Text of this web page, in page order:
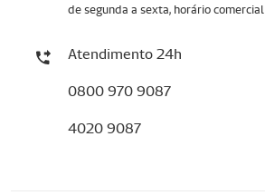
de segunda a sexta, horário comercial
Atendimento 24h
0800 970 9087
4020 9087